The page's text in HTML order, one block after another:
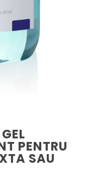
PENTRU
SAU